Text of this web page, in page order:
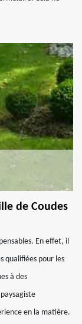
de Coudes
En effet, il
qualifiées pour les
à des
en la matière.